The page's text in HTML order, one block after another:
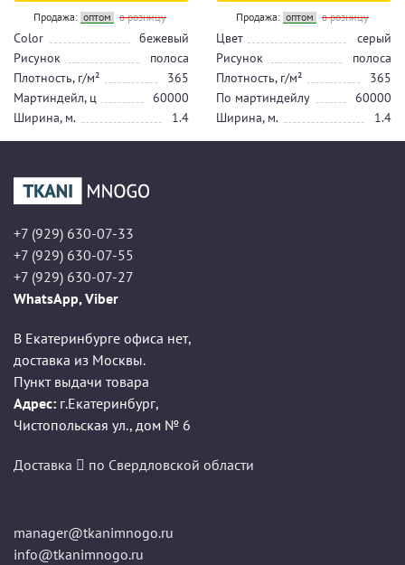
Продажа: оптом в розницу
Color
бежевый
Рисунок
полоса
Плотность, г/м²
365
Мартиндейл, ц
60000
Ширина, м.
1.4
Продажа: оптом в розницу
Цвет
серый
Рисунок
полоса
Плотность, г/м²
365
По мартиндейлу
60000
Ширина, м.
1.4
+7 (929) 630-07-33
+7 (929) 630-07-55
+7 (929) 630-07-27
WhatsApp, Viber
В Екатеринбурге офиса нет,
доставка из Москвы.
Пункт выдачи товара
Адрес: г.Екатеринбург,
Чистопольская ул., дом № 6
Доставка по Свердловской области
manager@tkanimnogo.ru
info@tkanimnogo.ru